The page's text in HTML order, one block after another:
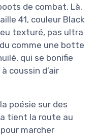
de combat. Là,
41, couleur Black
texturé, pas ultra
comme une botte
qui se bonifie
coussin d’air
poésie sur des
tient la route au
marcher